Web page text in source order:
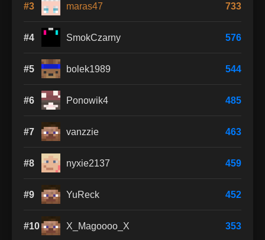
#3 maras47 733
#4 SmokCzarny 576
#5 bolek1989 544
#6 Ponowik4 485
#7 vanzzie 463
#8 nyxie2137 459
#9 YuReck 452
#10 X_Magoooo_X 353